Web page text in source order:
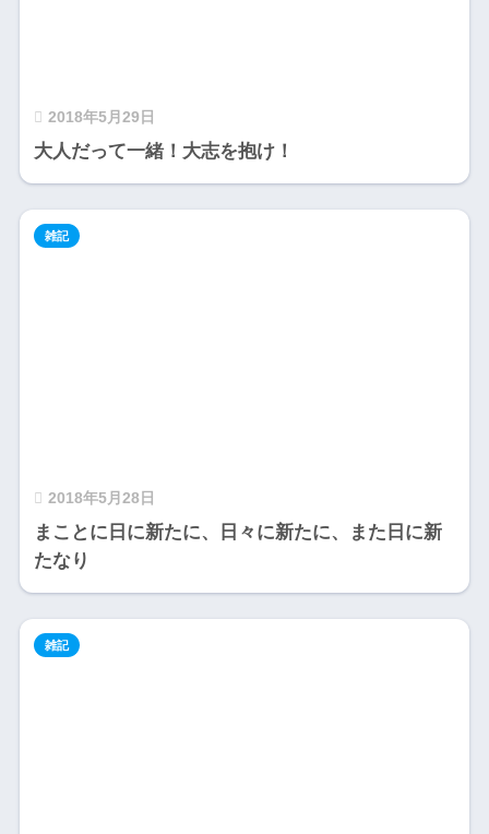
2018年5月29日
大人だって一緒！大志を抱け！
2018年5月28日
まことに日に新たに、日々に新たに、また日に新
たなり
雑記
雑記